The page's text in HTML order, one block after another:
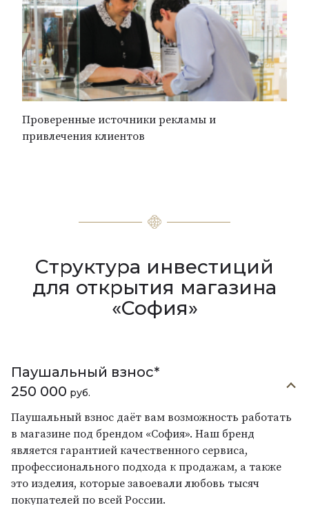
Проверенные источники рекламы и
привлечения клиентов
Структура инвестиций
для открытия магазина
«София»
Паушальный взнос*
250 000 руб.
Паушальный взнос даёт вам возможность работать
в магазине под брендом «София». Наш бренд
является гарантией качественного сервиса,
профессионального подхода к продажам, а также
это изделия, которые завоевали любовь тысяч
покупателей по всей России.